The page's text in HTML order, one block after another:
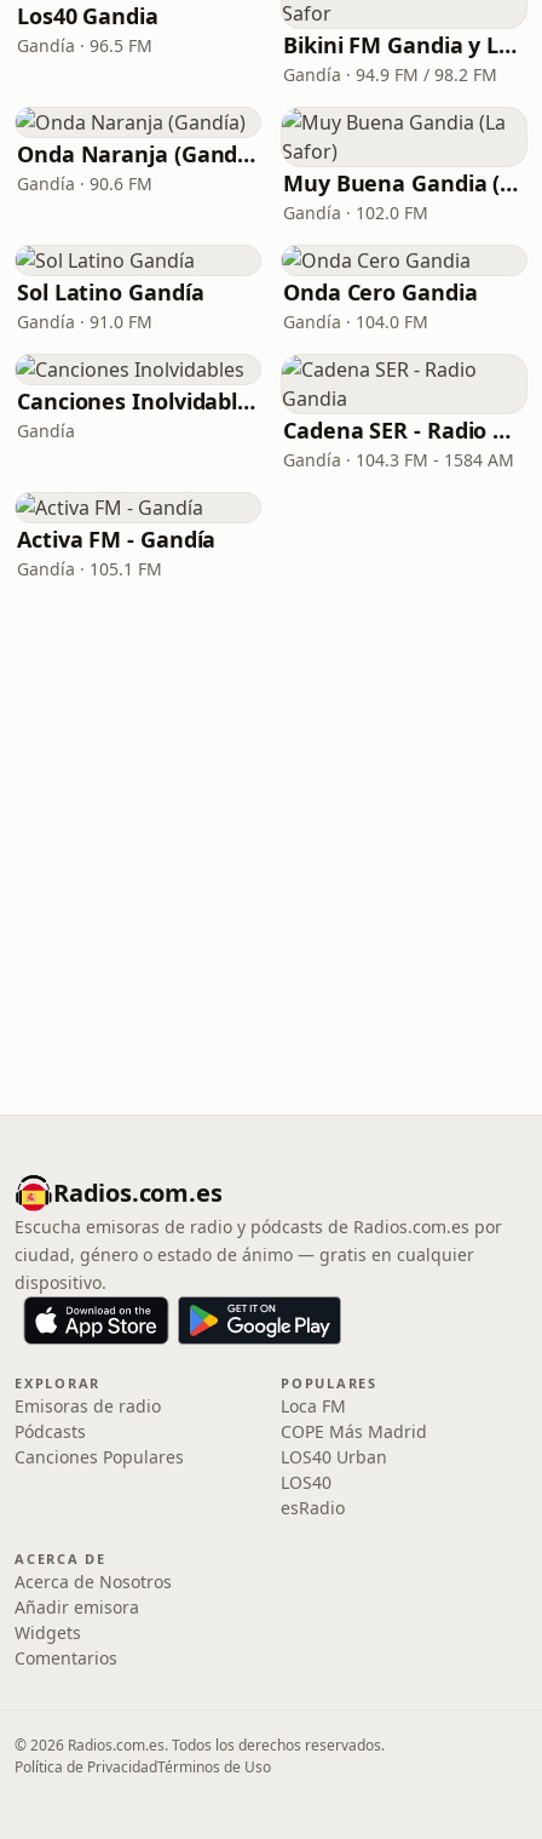
Los40 Gandia
Gandía · 96.5 FM Bikini FM Gandia y La Safor
Gandía · 94.9 FM / 98.2 FM
Onda Naranja (Gandía)
Gandía · 90.6 FM Muy Buena Gandia (La Safor)
Gandía · 102.0 FM
Sol Latino Gandía
Gandía · 91.0 FM
Onda Cero Gandia
Gandía · 104.0 FM
Canciones Inolvidables
Gandía Cadena SER - Radio Gandia
Gandía · 104.3 FM - 1584 AM
Activa FM - Gandía
Gandía · 105.1 FM
Radios.com.es
Escucha emisoras de radio y pódcasts de Radios.com.es por
ciudad, género o estado de ánimo — gratis en cualquier
dispositivo.
EXPLORAR
Emisoras de radio
Pódcasts
Canciones Populares
POPULARES
Loca FM
COPE Más Madrid
LOS40 Urban
LOS40
esRadio
ACERCA DE
Acerca de Nosotros
Añadir emisora
Widgets
Comentarios
© 2026 Radios.com.es. Todos los derechos reservados.
Política de PrivacidadTérminos de Uso